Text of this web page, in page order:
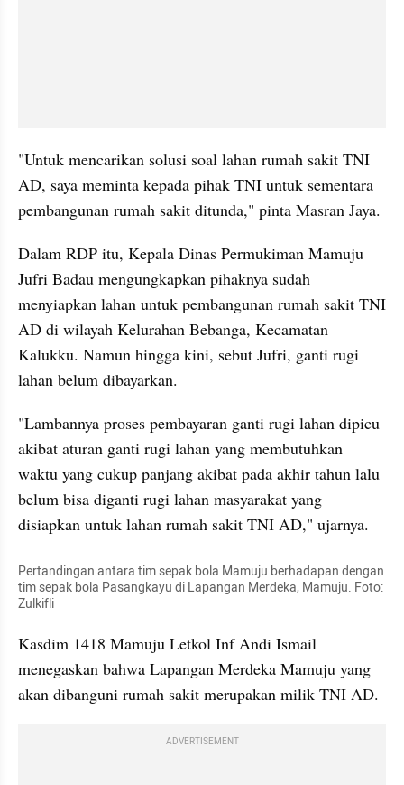
"Untuk mencarikan solusi soal lahan rumah sakit TNI
AD, saya meminta kepada pihak TNI untuk sementara
pembangunan rumah sakit ditunda," pinta Masran Jaya.
Dalam RDP itu, Kepala Dinas Permukiman Mamuju
Jufri Badau mengungkapkan pihaknya sudah
menyiapkan lahan untuk pembangunan rumah sakit TNI
AD di wilayah Kelurahan Bebanga, Kecamatan
Kalukku. Namun hingga kini, sebut Jufri, ganti rugi
lahan belum dibayarkan.
"Lambannya proses pembayaran ganti rugi lahan dipicu
akibat aturan ganti rugi lahan yang membutuhkan
waktu yang cukup panjang akibat pada akhir tahun lalu
belum bisa diganti rugi lahan masyarakat yang
disiapkan untuk lahan rumah sakit TNI AD," ujarnya.
Pertandingan antara tim sepak bola Mamuju berhadapan dengan
tim sepak bola Pasangkayu di Lapangan Merdeka, Mamuju. Foto:
Zulkifli
Kasdim 1418 Mamuju Letkol Inf Andi Ismail
menegaskan bahwa Lapangan Merdeka Mamuju yang
akan dibanguni rumah sakit merupakan milik TNI AD.
ADVERTISEMENT